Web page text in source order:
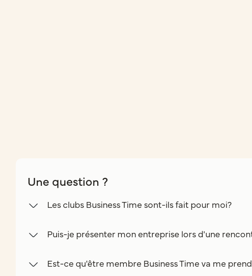
Une question ?
Les clubs Business Time sont-ils fait pour moi?
Puis-je présenter mon entreprise lors d'une
Est-ce qu'être membre Business Time va me